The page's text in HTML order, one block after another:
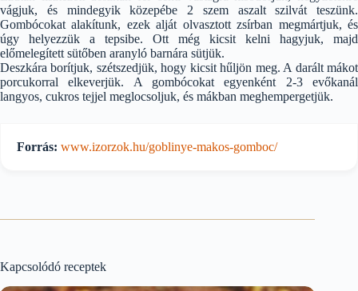
vágjuk, és mindegyik közepébe 2 szem aszalt szilvát teszünk.
Gombócokat alakítunk, ezek alját olvasztott zsírban megmártjuk, és
úgy helyezzük a tepsibe. Ott még kicsit kelni hagyjuk, majd
előmelegített sütőben aranyló barnára sütjük.
Deszkára borítjuk, szétszedjük, hogy kicsit hűljön meg. A darált mákot
porcukorral elkeverjük. A gombócokat egyenként 2-3 evőkanál
langyos, cukros tejjel meglocsoljuk, és mákban meghempergetjük.
Forrás: www.izorzok.hu/goblinye-makos-gomboc/
Kapcsolódó receptek